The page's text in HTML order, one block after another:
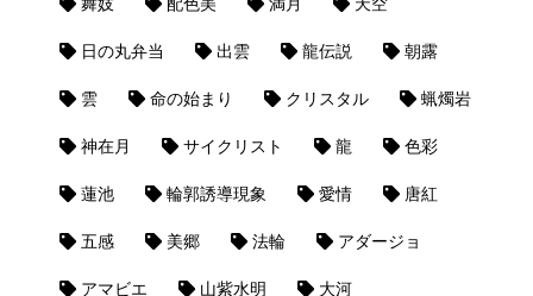
日の丸弁当 出雲 龍伝説 朝露
雲 命の始まり クリスタル 蝋燭岩
神在月 サイクリスト 龍 色彩
蓮池 輪郭誘導現象 愛情 唐紅
五感 美郷 法輪 アダージョ
アマビエ 山紫水明 大河